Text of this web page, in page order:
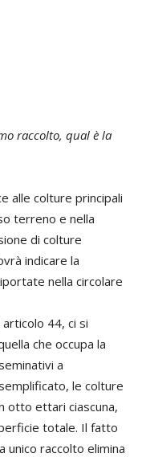
raccolto, qual è la
alle colture principali
terreno e nella
di colture
indicare la
nella circolare
44, ci si
che occupa la
a
le colture
otto ettari ciascuna,
totale. Il fatto
raccolto elimina